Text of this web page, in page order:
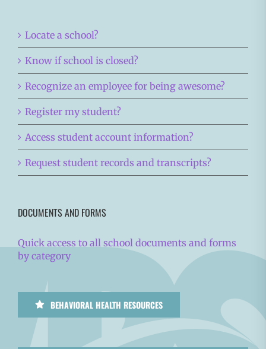
Locate a school?
Know if school is closed?
Recognize an employee for being awesome?
Register my student?
Access student account information?
Request student records and transcripts?
DOCUMENTS AND FORMS
Quick access to all school documents and forms
by category
BEHAVIORAL HEALTH RESOURCES